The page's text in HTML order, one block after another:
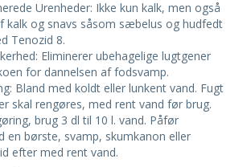
Urenheder: Ikke kun kalk, men også
kalk og snavs såsom sæbelus og hudfedt
Tenozid 8.
Eliminerer ubehagelige lugtgener
for dannelsen af fodsvamp.
Bland med koldt eller lunkent vand. Fugt
skal rengøres, med rent vand før brug.
brug 3 dl til 10 l. vand. Påfør
en børste, svamp, skumkanon eller
efter med rent vand.